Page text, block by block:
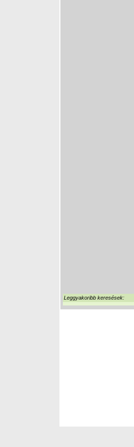
Leggyakoribb keresések: